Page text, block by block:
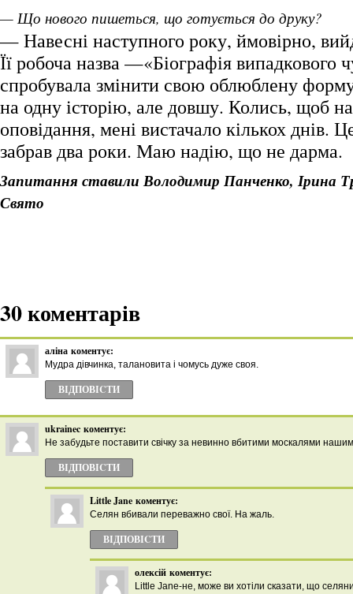
— Що нового пишеться, що готується до друку?
— Навесні наступного року, ймовірно,
Її робоча назва —«Біографія випадкового
спробувала змінити свою облюблену
на одну історію, але довшу. Колись, щоб
оповідання, мені вистачало кількох днів.
забрав два роки. Маю надію, що не дарма.
Запитання ставили Володимир Панченко, Ірина
Свято
30 коментарів
аліна коментує:
Мудра дівчинка, талановита і чомусь дуже своя.
ВІДПОВІCТИ
ukrainec коментує:
Не забудьте поставити свічку за невинно вбитими москалями
ВІДПОВІCТИ
Little Jane коментує:
Селян вбивали переважно свої. На жаль.
ВІДПОВІCТИ
олексій коментує:
Little Jane-не, може ви хотіли сказати, що